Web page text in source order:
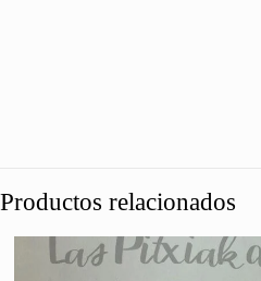
Productos relacionados